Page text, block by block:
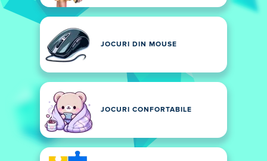
JOCURI DIN MOUSE
JOCURI CONFORTABILE